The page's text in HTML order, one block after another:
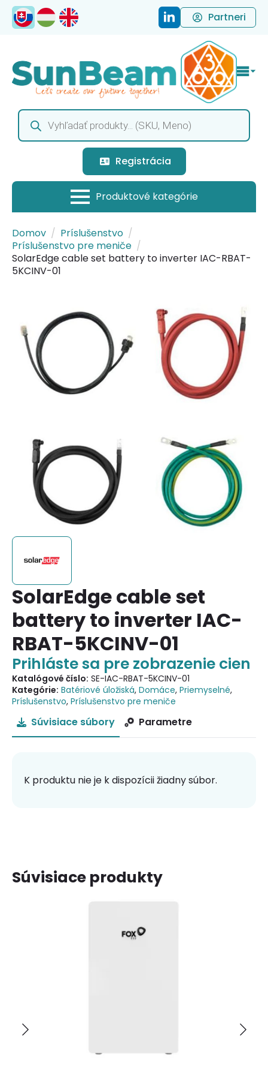
Partneri
Products
search
Registrácia
Domov
Príslušenstvo
Príslušenstvo pre meniče
SolarEdge cable set battery to inverter IAC-RBAT-
5KCINV-01
SolarEdge cable set
battery to inverter IAC-
RBAT-5KCINV-01
Prihláste sa pre zobrazenie cien
Katalógové číslo: SE-IAC-RBAT-5KCINV-01
Kategórie: Batériové úložiská, Domáce, Priemyselné,
Príslušenstvo, Príslušenstvo pre meniče
Súvisiace súbory Parametre
K produktu nie je k dispozícii žiadny súbor.
Súvisiace produkty